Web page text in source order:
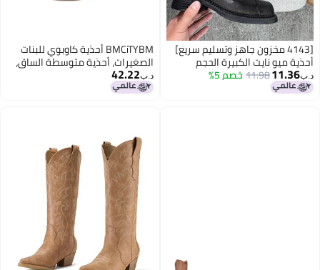
[4143 مخزون جاهز وتسليم سريع]
أحذية ميو نايت الكبيرة الحجم
للنساء، أحذية بريطانية عتيقة، أحذية
رعاة البقر للنساء
د.ب‏11.36
11.98خصم 5%
BMCiTYBM أحذية كاوبوي للبنات
الصغيرات، أحذية متوسطة الساق،
مزينة بالزهور، أحذية ركوب ذات
د.ب‏42.22